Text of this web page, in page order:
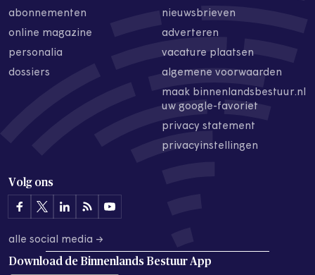
abonnementen
online magazine
personalia
dossiers
nieuwsbrieven
adverteren
vacature plaatsen
algemene voorwaarden
maak binnenlandsbestuur.nl
uw google-favoriet
privacy statement
privacyinstellingen
Volg ons
alle social media →
Download de Binnenlands Bestuur App